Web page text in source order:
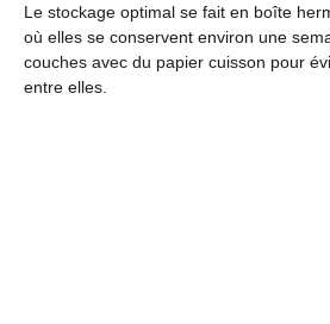
Le stockage optimal se fait en boîte
où elles se conservent environ une
couches avec du papier cuisson pour
entre elles.